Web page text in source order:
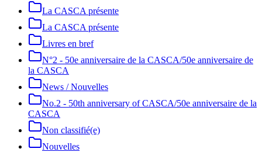
La CASCA présente
La CASCA présente
Livres en bref
N°2 - 50e anniversaire de la CASCA/50e anniversaire de
la CASCA
News / Nouvelles
No.2 - 50th anniversary of CASCA/50e anniversaire de la
CASCA
Non classifié(e)
Nouvelles